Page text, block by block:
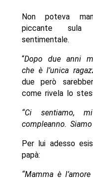
Non poteva
piccante sula
sentimentale.
“Dopo due anni
che è l’unica
due però
come rivela lo
“Ci sentiamo,
compleanno.
Per lui adesso
papà:
“Mamma è